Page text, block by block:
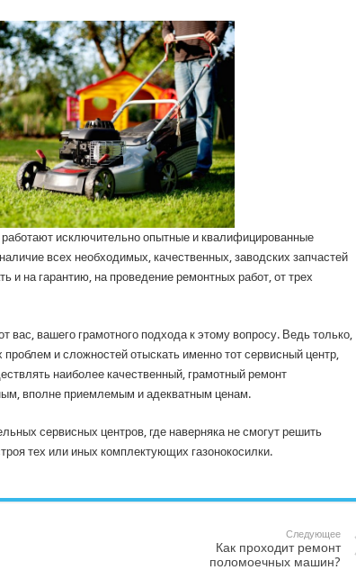
исключительно опытные и квалифицированные
всех необходимых, качественных, заводских запчастей
и на гарантию, на проведение ремонтных работ, от трех
вас, вашего грамотного подхода к этому вопросу. Ведь только,
и сложностей отыскать именно тот сервисный центр,
наиболее качественный, грамотный ремонт
вполне приемлемым и адекватным ценам.
сервисных центров, где наверняка не смогут решить
тех или иных комплектующих газонокосилки.
Следующее
Как проходит ремонт
поломоечных машин?